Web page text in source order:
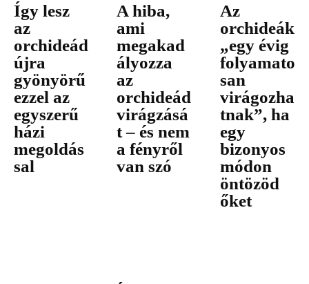
Így lesz
az
orchideád
újra
gyönyörű
ezzel az
egyszerű
házi
megoldás
sal
A hiba,
ami
megakad
ályozza
az
orchideád
virágzásá
t – és nem
a fényről
van szó
Az
orchideák
„egy évig
folyamato
san
virágozha
tnak”, ha
egy
bizonyos
módon
öntözöd
őket